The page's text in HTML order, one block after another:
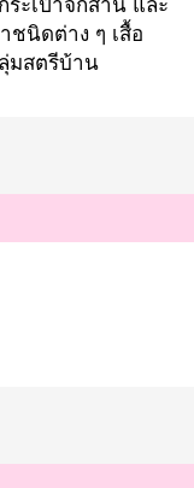
ะเป๋าจักสาน และ
ชนิดต่าง ๆ เสื้อ
มสตรีบ้าน